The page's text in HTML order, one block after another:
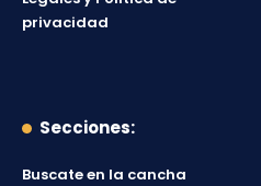
privacidad
Secciones:
Buscate en la cancha